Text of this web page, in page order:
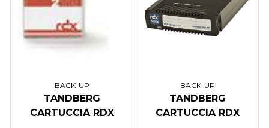
BACK-UP
TANDBERG
CARTUCCIA RDX
BACK-UP
TANDBERG
CARTUCCIA RDX